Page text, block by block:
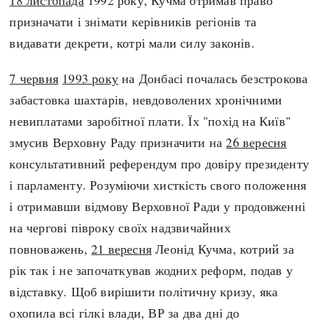
Америка
А(нта)рктика
Європа
Всі статті
Визначальні події
Автори
done
призначати і знімати керівників регіонів та
видавати декрети, котрі мали силу законів.
7 червня 1993 року на Донбасі почалась безстрокова
забастовка шахтарів, невдоволених хронічними
невиплатами заробітної плати. Їх "похід на Київ"
змусив Верховну Раду призначити на26 вересня
консультативний референдум про довіру президенту
і парламенту. Розуміючи хисткість свого положення
і отримавши відмову Верховної Ради у продовженні
на чергові півроку своїх надзвичайних
повноважень,21 вересня Леонід Кучма, котрий за
рік так і не започаткував жодних реформ, подав у
відставку. Щоб вирішити політичну кризу, яка
охопила всі гілкі влади, ВР за два дні до